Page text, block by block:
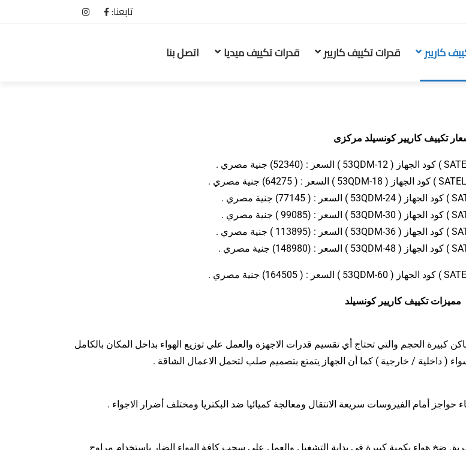
تابعنا:
كاريير قدرات تكييف كاريير قدرات تكييف ميديا اتصل بنا
تكييف كاريير كونسيلد مركزى
) جنية مصري .
مميزات تكييف كاريير كونسيلد
كبيرة الحجم والتي تحتاج أي تقسيم قدرات الاجهزة والعمل علي توزيع الهواء بداخل المكان بالكامل
( داخلية / خارجية ) كما أن الجهاز يتمتع بتصميم صلب لتحمل الاعمال الشاقة .
حواجز أمام الفيروسات سريعة الانتقال ومعالجة كميائيا ضد البكتريا ومختلف أضرار الاجواء .
ضخ هواء بكمية كبيرة في بداية التشغيل والعمل علي سحب كافة الهواء الضار باستخدام مراوح